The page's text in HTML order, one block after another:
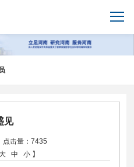
见
点击量：7435
大 中 小 】